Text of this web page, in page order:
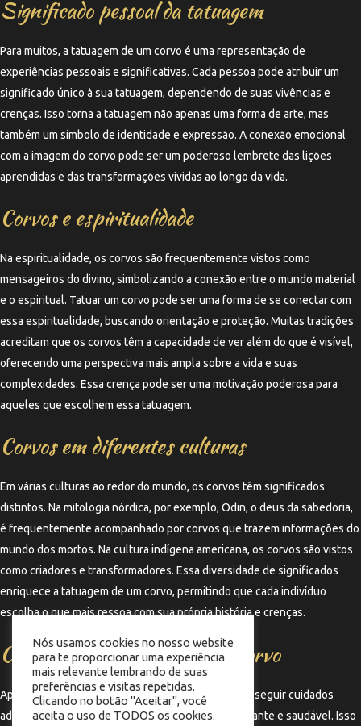
Significado pessoal da tatuagem
Para muitos, a tatuagem de um corvo é uma representação de
experiências pessoais e significativas. Cada pessoa pode atribuir um
significado único à sua tatuagem, dependendo de suas vivências e
crenças. Isso torna a tatuagem não apenas uma forma de arte, mas
também um símbolo de identidade e expressão. A conexão emocional
com a imagem do corvo pode ser um poderoso lembrete das lições
aprendidas e das transformações vividas ao longo da vida.
Corvos e espiritualidade
Na espiritualidade, os corvos são frequentemente vistos como
mensageiros do divino, simbolizando a conexão entre o mundo material
e o espiritual. Tatuar um corvo pode ser uma forma de se conectar com
essa espiritualidade, buscando orientação e proteção. Muitas tradições
acreditam que os corvos têm a capacidade de ver além do que é visível,
oferecendo uma perspectiva mais ampla sobre a vida e suas
complexidades. Essa crença pode ser uma motivação poderosa para
aqueles que escolhem essa tatuagem.
Corvos em diferentes culturas
Em várias culturas ao redor do mundo, os corvos têm significados
distintos. Na mitologia nórdica, por exemplo, Odin, o deus da sabedoria,
é frequentemente acompanhado por corvos que trazem informações do
mundo dos mortos. Na cultura indígena americana, os corvos são vistos
como criadores e transformadores. Essa diversidade de significados
enriquece a tatuagem de um corvo, permitindo que cada indivíduo
escolha o que mais ressoa com sua própria história e crenças.
Cuidados com a tatuagem de corvo
Após a tatuagem de um corvo ser feita, é essencial seguir cuidados
adequados para garantir que a arte permaneça vibrante e saudável. Isso
Nós usamos cookies no nosso website
para te proporcionar uma experiência
mais relevante lembrando de suas
preferências e visitas repetidas.
Clicando no botão "Aceitar", você
aceita o uso de TODOS os cookies.